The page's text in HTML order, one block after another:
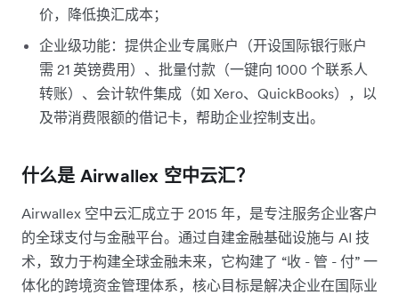
价，降低换汇成本；
企业级功能：提供企业专属账户（开设国际银行账户
需 21 英镑费用）、批量付款（一键向 1000 个联系人
转账）、会计软件集成（如 Xero、QuickBooks），以
及带消费限额的借记卡，帮助企业控制支出。
什么是 Airwallex 空中云汇？
Airwallex 空中云汇成立于 2015 年，是专注服务企业客户
的全球支付与金融平台。通过自建金融基础设施与 AI 技
术，致力于构建全球金融未来，它构建了 “收 - 管 - 付” 一
体化的跨境资金管理体系，核心目标是解决企业在国际业